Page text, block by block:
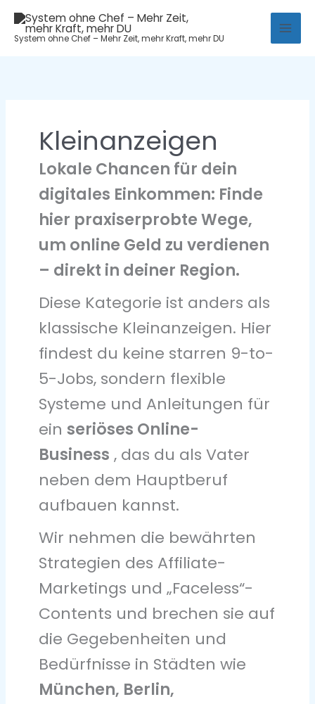
Inhalt
springen
System ohne Chef – Mehr Zeit, mehr Kraft, mehr DU
Kleinanzeigen
Lokale Chancen für dein
digitales Einkommen: Finde
hier praxiserprobte Wege,
um online Geld zu verdienen
– direkt in deiner Region.
Diese Kategorie ist anders als
klassische Kleinanzeigen. Hier
findest du keine starren 9-to-
5-Jobs, sondern flexible
Systeme und Anleitungen für
ein seriöses Online-
Business , das du als Vater
neben dem Hauptberuf
aufbauen kannst.
Wir nehmen die bewährten
Strategien des Affiliate-
Marketings und „Faceless“-
Contents und brechen sie auf
die Gegebenheiten und
Bedürfnisse in Städten wie
München, Berlin,